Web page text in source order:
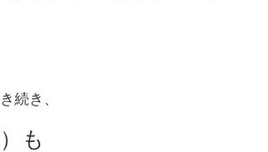
続き、
も